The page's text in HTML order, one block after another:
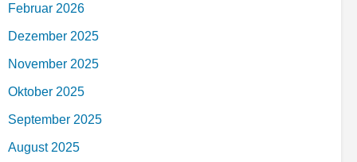
Februar 2026
Dezember 2025
November 2025
Oktober 2025
September 2025
August 2025